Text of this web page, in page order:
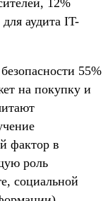
аудита IT-
55%
на покупку и
фактор в
роль
социальной